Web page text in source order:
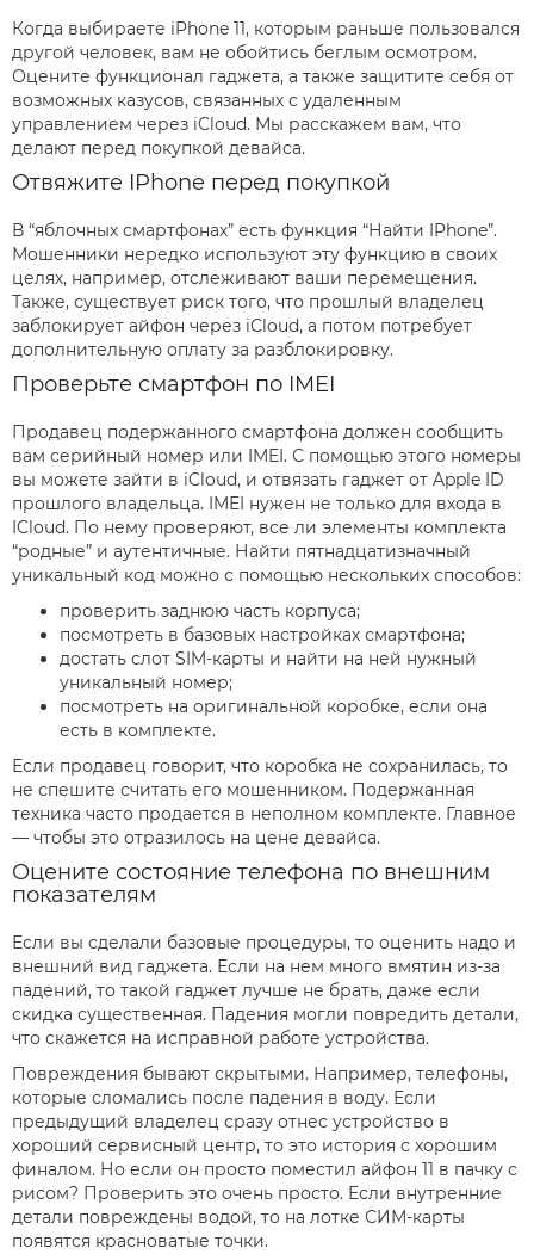
Когда выбираете iPhone 11, которым раньше пользовался
другой человек, вам не обойтись беглым осмотром.
Оцените функционал гаджета, а также защитите себя от
возможных казусов, связанных с удаленным
управлением через iCloud. Мы расскажем вам, что
делают перед покупкой девайса.
Отвяжите IPhone перед покупкой
В “яблочных смартфонах” есть функция “Найти IPhone”.
Мошенники нередко используют эту функцию в своих
целях, например, отслеживают ваши перемещения.
Также, существует риск того, что прошлый владелец
заблокирует айфон через iCloud, а потом потребует
дополнительную оплату за разблокировку.
Проверьте смартфон по IMEI
Продавец подержанного смартфона должен сообщить
вам серийный номер или IMEI. С помощью этого номеры
вы можете зайти в iCloud, и отвязать гаджет от Apple ID
прошлого владельца. IMEI нужен не только для входа в
ICloud. По нему проверяют, все ли элементы комплекта
“родные” и аутентичные. Найти пятнадцатизначный
уникальный код можно с помощью нескольких способов:
проверить заднюю часть корпуса;
посмотреть в базовых настройках смартфона;
достать слот SIM-карты и найти на ней нужный
уникальный номер;
посмотреть на оригинальной коробке, если она
есть в комплекте.
Если продавец говорит, что коробка не сохранилась, то
не спешите считать его мошенником. Подержанная
техника часто продается в неполном комплекте. Главное
— чтобы это отразилось на цене девайса.
Оцените состояние телефона по внешним
показателям
Если вы сделали базовые процедуры, то оценить надо и
внешний вид гаджета. Если на нем много вмятин из-за
падений, то такой гаджет лучше не брать, даже если
скидка существенная. Падения могли повредить детали,
что скажется на исправной работе устройства.
Повреждения бывают скрытыми. Например, телефоны,
которые сломались после падения в воду. Если
предыдущий владелец сразу отнес устройство в
хороший сервисный центр, то это история с хорошим
финалом. Но если он просто поместил айфон 11 в пачку с
рисом? Проверить это очень просто. Если внутренние
детали повреждены водой, то на лотке СИМ-карты
появятся красноватые точки.